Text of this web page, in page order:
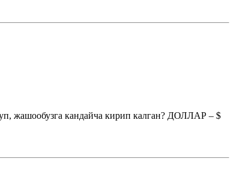
жашообузга кандайча кирип калган? ДОЛЛАР – $